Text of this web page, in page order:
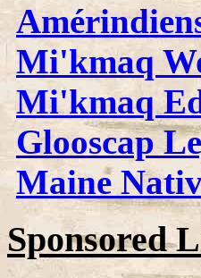
Mi'kmaq
Mi'kmaq
Glooscap
Maine
Sponsored